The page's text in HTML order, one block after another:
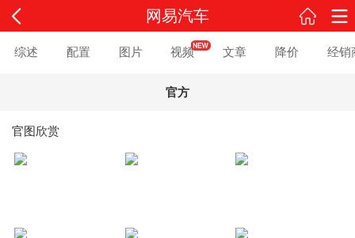
网易汽车
综述 配置 图片 视频 文章 降价 经销
官方
官图欣赏